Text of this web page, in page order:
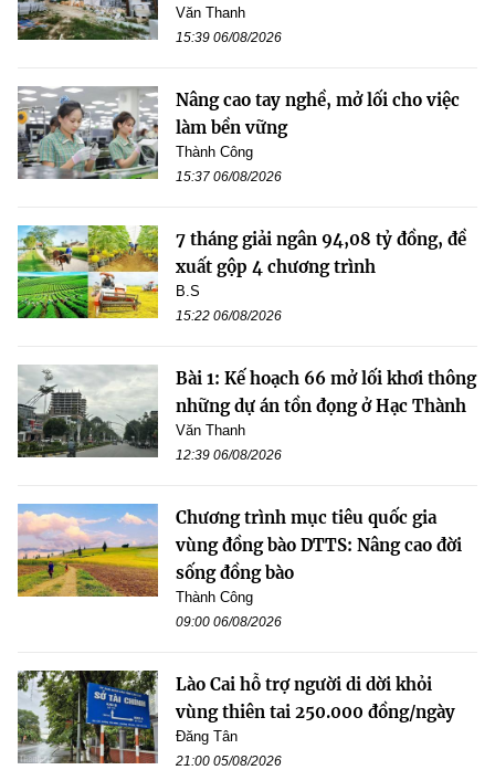
Văn Thanh
15:39 06/08/2026
Nâng cao tay nghề, mở lối cho việc
làm bền vững
Thành Công
15:37 06/08/2026
7 tháng giải ngân 94,08 tỷ đồng, đề
xuất gộp 4 chương trình
B.S
15:22 06/08/2026
Bài 1: Kế hoạch 66 mở lối khơi thông
những dự án tồn đọng ở Hạc Thành
Văn Thanh
12:39 06/08/2026
Chương trình mục tiêu quốc gia
vùng đồng bào DTTS: Nâng cao đời
sống đồng bào
Thành Công
09:00 06/08/2026
Lào Cai hỗ trợ người di dời khỏi
vùng thiên tai 250.000 đồng/ngày
Đăng Tân
21:00 05/08/2026